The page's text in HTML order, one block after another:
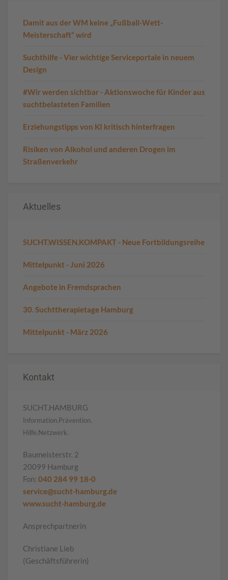
Damit aus der WM keine „Fußball-Wett-
Meisterschaft“ wird
Suchthilfe - Vier wichtige Serviceportale in neuem
Design
#Wir werden sichtbar - Aktionswoche für Kinder aus
suchtbelasteten Familien
Erziehungstipps von KI kritisch hinterfragen
Risiken von Alkohol und anderen Drogen im
Straßenverkehr
Aktuelles
SUCHT.WISSEN.KOMPAKT - Neue Fortbildungsreihe
Mittelpunkt - Juni 2026
Angebote in Fremdsprachen
30. Suchttherapietage Hamburg
Mittelpunkt - März 2026
Kontakt
SUCHT.HAMBURG
Information.Prävention.
Hilfe.Netzwerk.
Baumeisterstr. 2
20099 Hamburg
Fon: 040 284 99 18-0
service@sucht-hamburg.de
www.sucht-hamburg.de
Ansprechpartnerin
Christiane Lieb
(Geschäftsführerin)